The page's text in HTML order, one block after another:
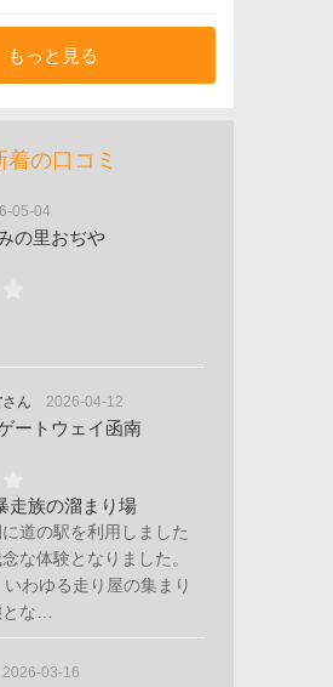
もっと見る
着の口コミ
05-04
の里おぢや
さん 2026-04-12
ートウェイ函南
走族の溜まり場
道の駅を利用しました
な体験となりました。
わゆる走り屋の集まり
な…
2026-03-16